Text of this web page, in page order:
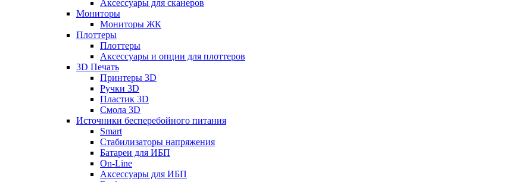
Аксессуары для сканеров
Мониторы
Мониторы ЖК
Плоттеры
Плоттеры
Аксессуары и опции для плоттеров
3D Печать
Принтеры 3D
Ручки 3D
Пластик 3D
Смола 3D
Источники бесперебойного питания
Smart
Стабилизаторы напряжения
Батареи для ИБП
On-Line
Аксессуары для ИБП